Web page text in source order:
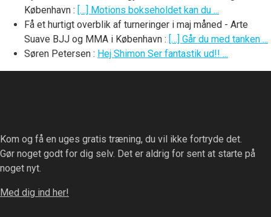
København : […] Motions bokseholdet kan du ...
Få et hurtigt overblik af turneringer i maj måned - Arte
Suave BJJ og MMA i København : […] Går du med tanken ...
Søren Petersen : Hej Shimon Ser fantastik ud!! ...
Kom og få en uges gratis træning, du vil ikke fortryde det.
Gør noget godt for dig selv. Det er aldrig for sent at starte på
noget nyt.
Med dig ind her!